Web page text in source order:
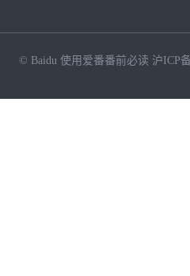
© Baidu 使用爱番番前必读 沪ICP